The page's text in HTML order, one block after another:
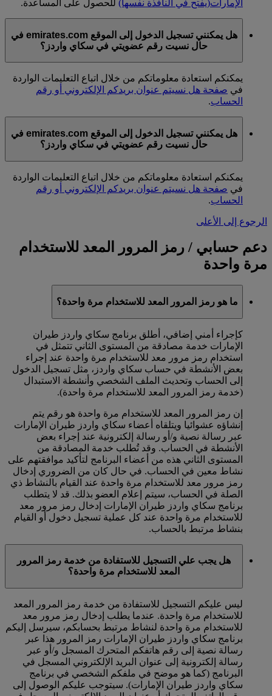
الإمارات(يفتح في النافذة نفسها) للحصول على المساعدة.
هل يمكنني تسجيل الدخول إلى الموقع emirates.com في
حال نسيت رقم عضويتي في سكاي واردز؟
يمكنكم استعادة معلوماتكم من خلال اتباع التعليمات الواردة
في صفحة هل نسيتم عنوان بريدكم الإلكتروني أو رقم
الحساب.
هل يمكنني تسجيل الدخول إلى الموقع emirates.com في
حال نسيت رقم عضويتي في سكاي واردز؟
يمكنكم استعادة معلوماتكم من خلال اتباع التعليمات الواردة
في صفحة هل نسيتم عنوان بريدكم الإلكتروني أو رقم
الحساب.
الرجوع إلى الأعلى
دعم حسابي / رمز المرور المعد للاستخدام
مرة واحدة
ما هو رمز المرور المعد للاستخدام مرة واحدة؟
كإجراء أمني إضافي، أطلق برنامج سكاي واردز طيران
الإمارات خدمة مصادقة من المستوى الثاني تتمثل في
استخدام رمز مرور معد للاستخدام مرة واحدة عند إجراء
بعض الأنشطة في حساب سكاي واردز، مثل تسجيل الدخول
إلى الحساب وتحديث الملف الشخصي وأنشطة الاستبدال
(خدمة رمز المرور المعد للاستخدام مرة واحدة).
إن رمز المرور المعد للاستخدام مرة واحدة هو رقم يتم
إنشاؤه عشوائيا ويتلقاه أعضاء سكاي واردز طيران الإمارات
عبر رسالة نصية و/أو رسالة إلكترونية عند إجراء بعض
الأنشطة في الحساب. وقد تُطلب خدمة المصادقة من
المستوى الثاني هذه من أعضاء البرنامج لتأكيد موافقتهم على
نشاط معين في الحساب. في حال كان من الضروري إدخال
رمز مرور معد للاستخدام مرة واحدة عند القيام بالنشاط ذي
الصلة في الحساب، سيتم إعلام العضو بذلك. قد لا يتطلب
برنامج سكاي واردز طيران الإمارات إدخال رمز مرور معد
للاستخدام مرة واحدة عند كل عملية تسجيل دخول أو القيام
بنشاط مرتبط بالحساب.
هل يجب علي التسجيل للاستفادة من خدمة رمز المرور
المعد للاستخدام مرة واحدة؟
ليس عليكم التسجيل للاستفادة من خدمة رمز المرور المعد
للاستخدام مرة واحدة. عندما يطلب إدخال رمز مرور معد
للاستخدام مرة واحدة لنشاط مرتبط بحسابكم، سيرسل إليكم
برنامج سكاي واردز طيران الإمارات رمز المرور هذا عبر
رسالة نصية إلى رقم هاتفكم المتحرك المسجل و/أو عبر
رسالة إلكترونية إلى عنوان البريد الإلكتروني المسجل في
البرنامج (كما هو موضح في ملفكم الشخصي في برنامج
سكاي واردز طيران الإمارات). سيتوجب عليكم الوصول إلى